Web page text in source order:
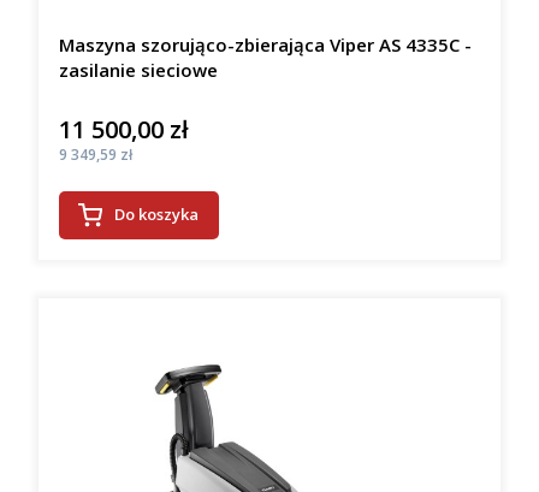
Maszyna szorująco-zbierająca Viper AS 4335C -
zasilanie sieciowe
Cena
11 500,00 zł
Cena
9 349,59 zł
Do koszyka